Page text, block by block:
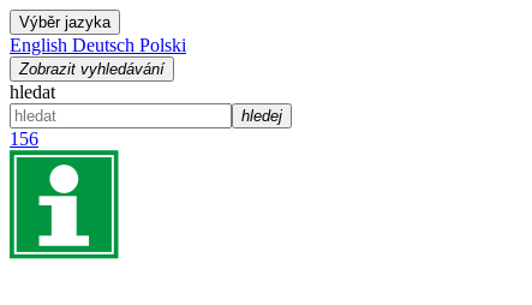
Výběr jazyka
English Deutsch Polski
Zobrazit vyhledávání
hledat
hledej
156